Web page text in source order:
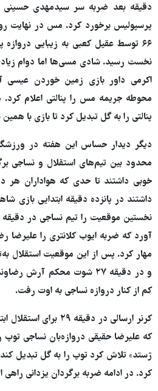
دقیقه بعد ضربه سر سیدمهدی حسینی
پرسپولیس برخورد کرد. مس در نهایت
۶۶ توسط عقیل کعبی به زیبایی
نخست رسید. شادی مسی‌ها اما دوام
اکرمی داور بازی زمین خوردن عیسی
پنالتی را به گل تبدیل کرد تا بازی با
دیگر دیدار حساس این هفته در
محدود بین تیم‌های استقلال و نساجی
خوبی داشتند تا حدی که هواداران هر
داشتند در پانزده دقیقه ابتدایی بازی
آورد که ضربه ایوب کلانتری را علیرضا
مهار کرد. پس از این موقعیت استقلال
و در دقیقه ۲۷ شوت محکم آرش
کم از کنار دروازه نساجی به اوت رفت.
کرنر ارسالی در دقیقه
که علیرضا حقیقی دروازه‌بان نساجی
ژستد» تلاش کرد توپ را به گل تبدیل
کرد. در ادامه ضربه برگردان یزدانی